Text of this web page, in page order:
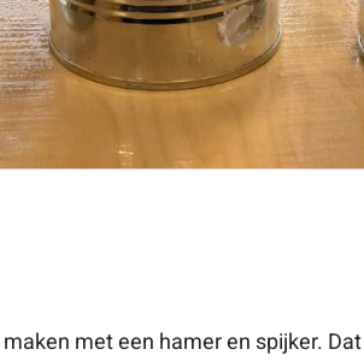
met een hamer en spijker.